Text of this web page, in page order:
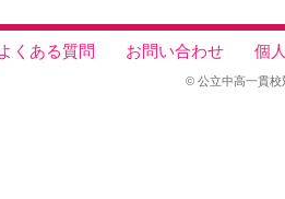
よくある質問 お問い合わせ 個
© 公立中高一貫校